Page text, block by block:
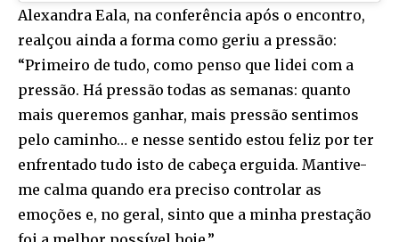
Alexandra Eala, na conferência após o encontro,
realçou ainda a forma como geriu a pressão:
“Primeiro de tudo, como penso que lidei com a
pressão. Há pressão todas as semanas: quanto
mais queremos ganhar, mais pressão sentimos
pelo caminho… e nesse sentido estou feliz por ter
enfrentado tudo isto de cabeça erguida. Mantive-
me calma quando era preciso controlar as
emoções e, no geral, sinto que a minha prestação